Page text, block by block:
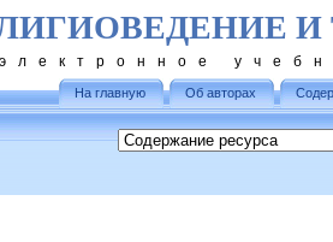
электронное
На главную Об авторах